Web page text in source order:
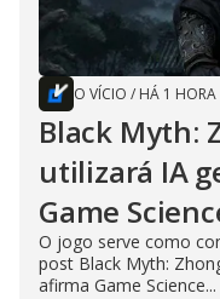
O VÍCIO / HÁ 1 HORA
Black Myth:
utilizará IA
Game
O jogo serve como
post Black Myth:
afirma Game Science...